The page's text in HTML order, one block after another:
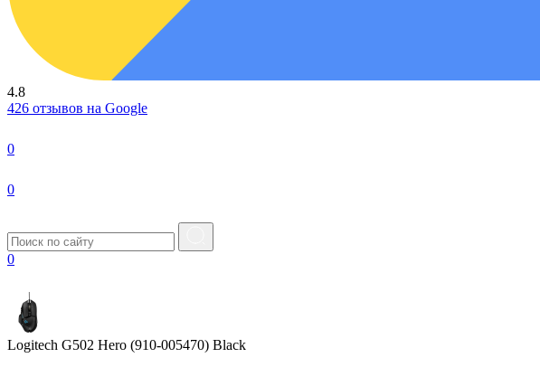
4.8
426 отзывов на Google
0
0
0
Logitech G502 Hero (910-005470) Black